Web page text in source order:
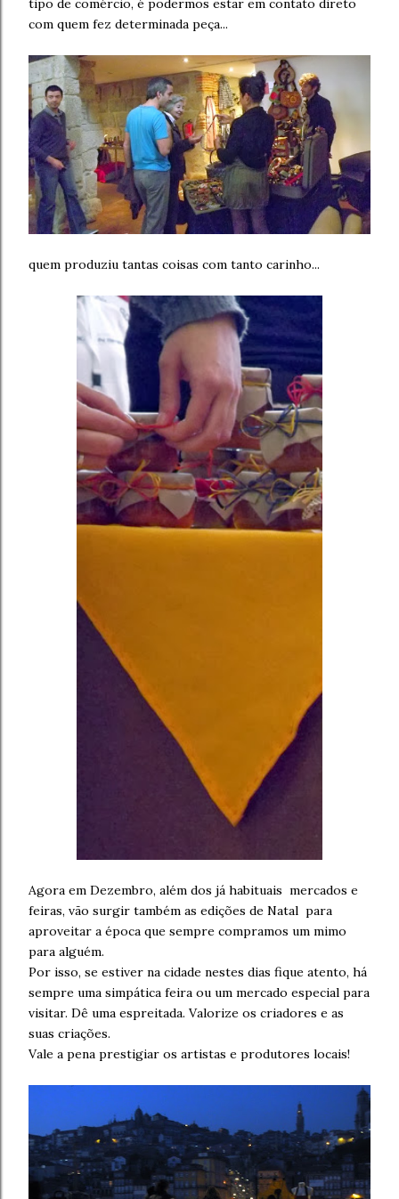
tipo de comércio, é podermos estar em contato direto
com quem fez determinada peça...
quem produziu tantas coisas com tanto carinho...
Agora em Dezembro, além dos já habituais mercados e
feiras, vão surgir também as edições de Natal para
aproveitar a época que sempre compramos um mimo
para alguém.
Por isso, se estiver na cidade nestes dias fique atento, há
sempre uma simpática feira ou um mercado especial para
visitar. Dê uma espreitada. Valorize os criadores e as
suas criações.
Vale a pena prestigiar os artistas e produtores locais!